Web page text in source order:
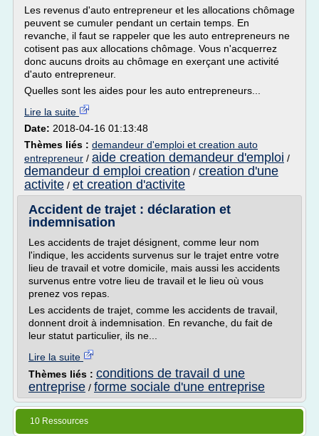
Les revenus d'auto entrepreneur et les allocations chômage
peuvent se cumuler pendant un certain temps. En
revanche, il faut se rappeler que les auto entrepreneurs ne
cotisent pas aux allocations chômage. Vous n'acquerrez
donc aucuns droits au chômage en exerçant une activité
d'auto entrepreneur.
Quelles sont les aides pour les auto entrepreneurs...
Lire la suite
Date: 2018-04-16 01:13:48
Thèmes liés : demandeur d'emploi et creation auto
entrepreneur / aide creation demandeur d'emploi /
demandeur d emploi creation / creation d'une
activite / et creation d'activite
Accident de trajet : déclaration et
indemnisation
Les accidents de trajet désignent, comme leur nom
l'indique, les accidents survenus sur le trajet entre votre
lieu de travail et votre domicile, mais aussi les accidents
survenus entre votre lieu de travail et le lieu où vous
prenez vos repas.
Les accidents de trajet, comme les accidents de travail,
donnent droit à indemnisation. En revanche, du fait de
leur statut particulier, ils ne...
Lire la suite
Thèmes liés : conditions de travail d une
entreprise / forme sociale d'une entreprise
10 Ressources